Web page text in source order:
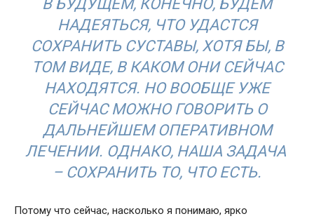
В БУДУЩЕМ, КОНЕЧНО, БУДЕМ
НАДЕЯТЬСЯ, ЧТО УДАСТСЯ
СОХРАНИТЬ СУСТАВЫ, ХОТЯ БЫ, В
ТОМ ВИДЕ, В КАКОМ ОНИ СЕЙЧАС
НАХОДЯТСЯ. НО ВООБЩЕ УЖЕ
СЕЙЧАС МОЖНО ГОВОРИТЬ О
ДАЛЬНЕЙШЕМ ОПЕРАТИВНОМ
ЛЕЧЕНИИ. ОДНАКО, НАША ЗАДАЧА
– СОХРАНИТЬ ТО, ЧТО ЕСТЬ.
Потому что сейчас, насколько я понимаю, ярко